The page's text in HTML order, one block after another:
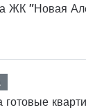
ЖК "Новая
готовые